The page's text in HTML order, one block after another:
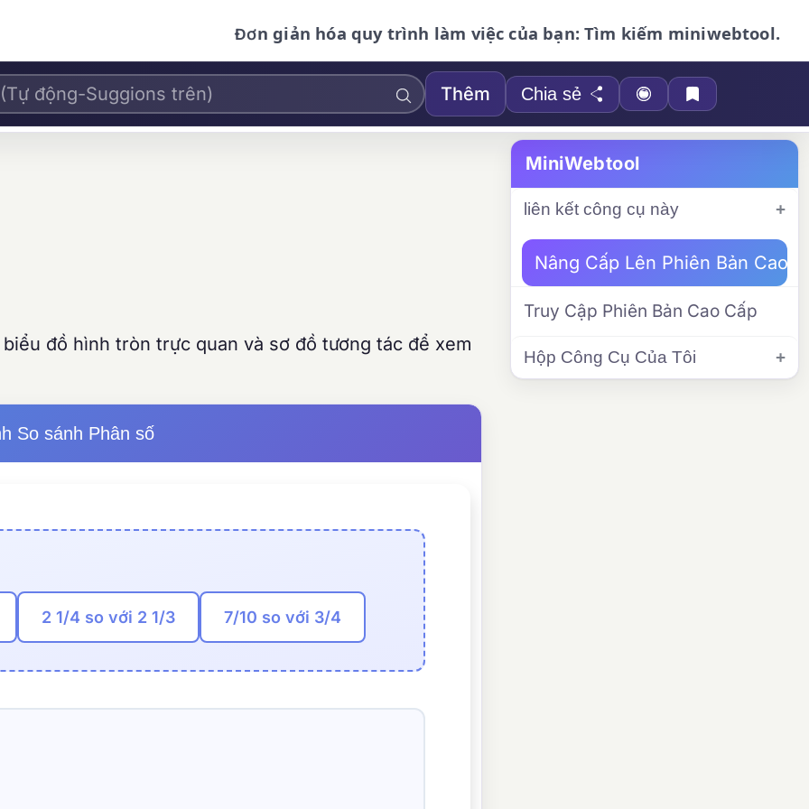
Đơn giản hóa quy trình làm việc của bạn: Tìm kiếm miniwebtool.
Thêm Chia sẻ
đồ hình tròn trực quan và sơ đồ tương tác để xem
So sánh Phân số
2 1/4 so với 2 1/3 7/10 so với 3/4
MiniWebtool
liên kết công cụ này
Nâng Cấp Lên Phiên Bản Cao
Truy Cập Phiên Bản Cao Cấp
Hộp Công Cụ Của Tôi